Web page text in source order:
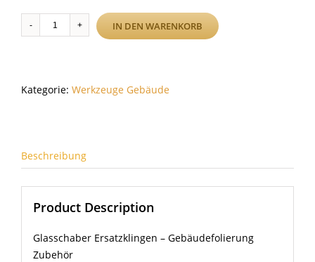
Glasschaber
Ersatzklingen
Stück)
IN DEN WARENKORB
Kategorie: Werkzeuge Gebäude
Beschreibung
Product Description
Glasschaber Ersatzklingen – Gebäudefolierung
Zubehör